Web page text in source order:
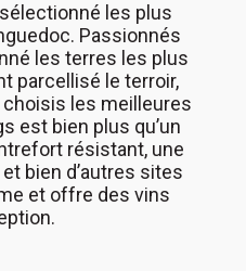
les plus
Passionnés
les terres les plus
parcellisé le terroir,
les meilleures
est bien plus qu’un
résistant, une
bien d’autres sites
et offre des vins